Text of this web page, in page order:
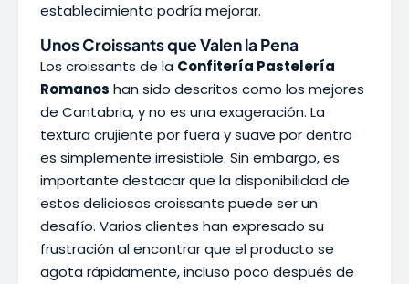
establecimiento podría mejorar.
Unos Croissants que Valen la Pena
Los croissants de la Confitería Pastelería
Romanos han sido descritos como los mejores
de Cantabria, y no es una exageración. La
textura crujiente por fuera y suave por dentro
es simplemente irresistible. Sin embargo, es
importante destacar que la disponibilidad de
estos deliciosos croissants puede ser un
desafío. Varios clientes han expresado su
frustración al encontrar que el producto se
agota rápidamente, incluso poco después de